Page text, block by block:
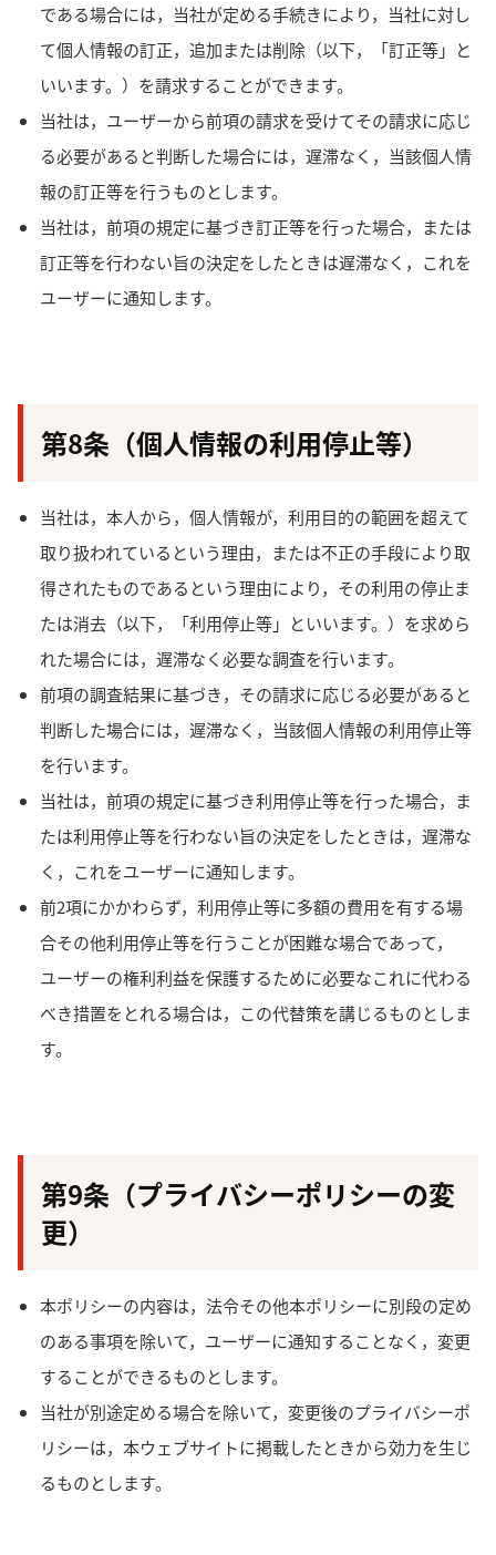
である場合には，当社が定める手続きにより，当社に対し
て個人情報の訂正，追加または削除（以下，「訂正等」と
いいます。）を請求することができます。
当社は，ユーザーから前項の請求を受けてその請求に応じ
る必要があると判断した場合には，遅滞なく，当該個人情
報の訂正等を行うものとします。
当社は，前項の規定に基づき訂正等を行った場合，または
訂正等を行わない旨の決定をしたときは遅滞なく，これを
ユーザーに通知します。
第8条（個人情報の利用停止等）
当社は，本人から，個人情報が，利用目的の範囲を超えて
取り扱われているという理由，または不正の手段により取
得されたものであるという理由により，その利用の停止ま
たは消去（以下，「利用停止等」といいます。）を求めら
れた場合には，遅滞なく必要な調査を行います。
前項の調査結果に基づき，その請求に応じる必要があると
判断した場合には，遅滞なく，当該個人情報の利用停止等
を行います。
当社は，前項の規定に基づき利用停止等を行った場合，ま
たは利用停止等を行わない旨の決定をしたときは，遅滞な
く，これをユーザーに通知します。
前2項にかかわらず，利用停止等に多額の費用を有する場
合その他利用停止等を行うことが困難な場合であって，
ユーザーの権利利益を保護するために必要なこれに代わる
べき措置をとれる場合は，この代替策を講じるものとしま
す。
第9条（プライバシーポリシーの変
更）
本ポリシーの内容は，法令その他本ポリシーに別段の定め
のある事項を除いて，ユーザーに通知することなく，変更
することができるものとします。
当社が別途定める場合を除いて，変更後のプライバシーポ
リシーは，本ウェブサイトに掲載したときから効力を生じ
るものとします。